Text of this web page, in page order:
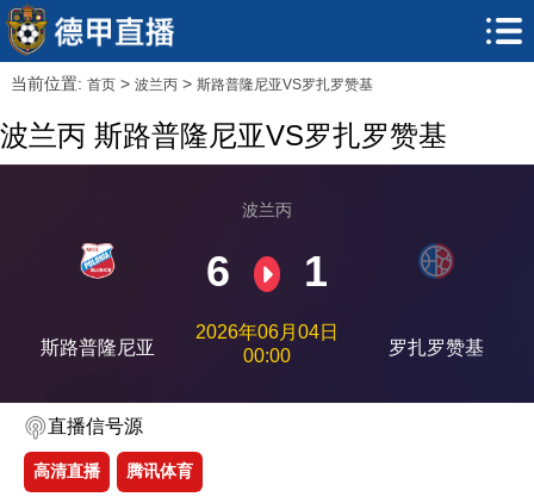
当前位置: 首页> 波兰丙> 斯路普隆尼亚VS罗扎罗赞基
波兰丙 斯路普隆尼亚VS罗扎罗赞基
斯路普隆尼亚
波兰丙
6 1
2026年06月04日
00:00
罗扎罗赞基
直播信号源
高清直播 腾讯体育